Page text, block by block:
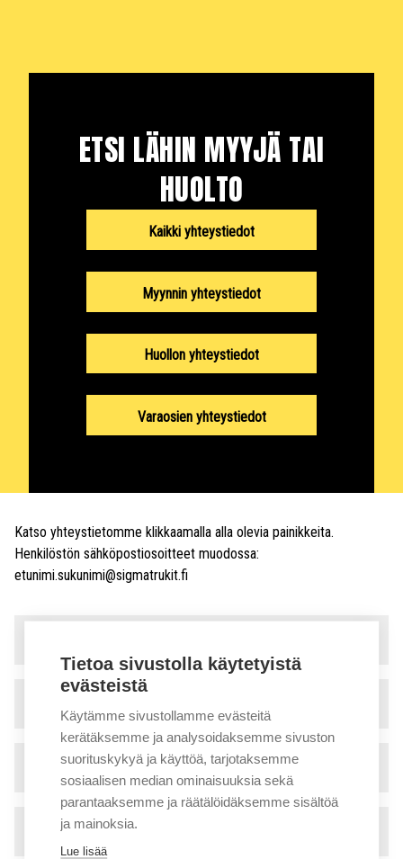
ETSI LÄHIN MYYJÄ TAI
HUOLTO
Kaikki yhteystiedot
Myynnin yhteystiedot
Huollon yhteystiedot
Varaosien yhteystiedot
Katso yhteystietomme klikkaamalla alla olevia painikkeita.
Henkilöstön sähköpostiosoitteet muodossa:
etunimi.sukunimi@sigmatrukit.fi
Tekninen tuki
Varaosa- ja rengaspalvelu
Tietoa sivustolla käytetyistä
evästeistä
Käytämme sivustollamme evästeitä
kerätäksemme ja analysoidaksemme sivuston
suorituskykyä ja käyttöä, tarjotaksemme
sosiaalisen median ominaisuuksia sekä
parantaaksemme ja räätälöidäksemme sisältöä
ja mainoksia.
Lue lisää